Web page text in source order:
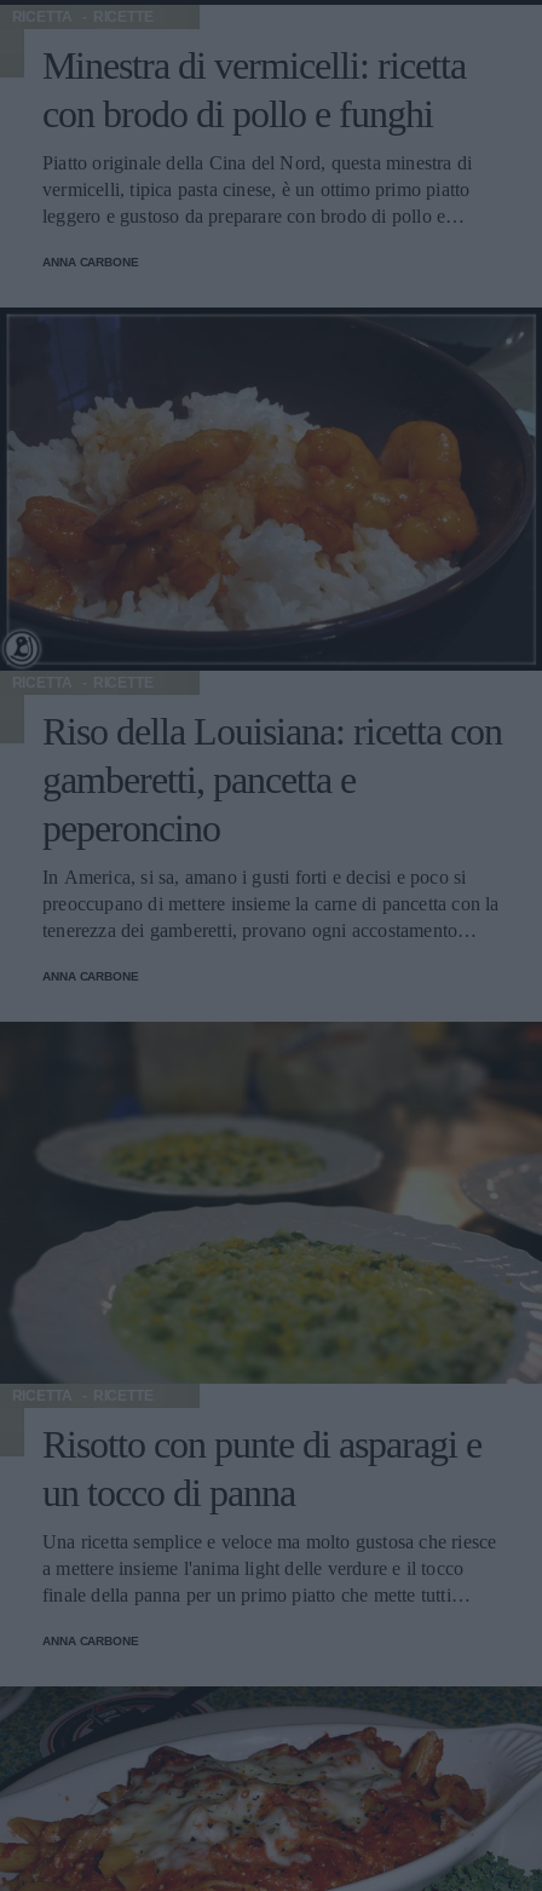
RICETTA
Minestra di vermicelli: ricetta
con brodo di pollo e funghi
Piatto originale della Cina del Nord, questa minestra di
vermicelli, tipica pasta cinese, è un ottimo primo piatto
leggero e gustoso da preparare con brodo di pollo e
saporita e corroborante.
ANNA CARBONE
RICETTA
Riso della Louisiana: ricetta con
gamberetti, pancetta e
peperoncino
In America, si sa, amano i gusti forti e decisi e poco si
preoccupano di mettere insieme la carne di pancetta con la
tenerezza dei gamberetti, provano ogni accostamento
pizzico di peperoncino che amalgama ogni sapore e mette
ANNA CARBONE
RICETTA
Risotto con punte di asparagi e
un tocco di panna
Una ricetta semplice e veloce ma molto gustosa che riesce
a mettere insieme l'anima light delle verdure e il tocco
finale della panna per un primo piatto che mette tutti
per i pranzi improvvisi così da sbalordire amici e parenti.
ANNA CARBONE